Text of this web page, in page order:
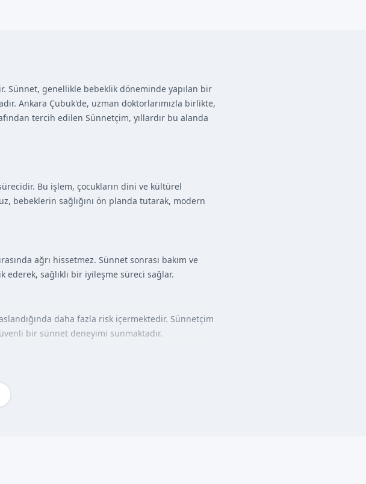
Sünnet, genellikle bebeklik döneminde yapılan bir
Ankara Çubuk'de, uzman doktorlarımızla birlikte,
tercih edilen Sünnetçim, yıllardır bu alanda
Bu işlem, çocukların dini ve kültürel
bebeklerin sağlığını ön planda tutarak, modern
ağrı hissetmez. Sünnet sonrası bakım ve
sağlıklı bir iyileşme süreci sağlar.
daha fazla risk içermektedir. Sünnetçim
bir sünnet deneyimi sunmaktadır.